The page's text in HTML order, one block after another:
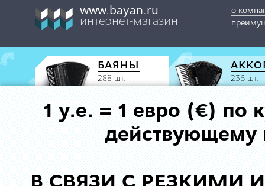
www.bayan.ru
интернет-магазин
о
БАЯНЫ
288 шт. 236 шт.
1 у.е. = 1 евро (€) по
действующему